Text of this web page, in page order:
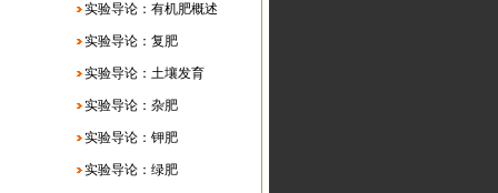
实验导论：有机肥概述
实验导论：复肥
实验导论：土壤发育
实验导论：杂肥
实验导论：钾肥
实验导论：绿肥